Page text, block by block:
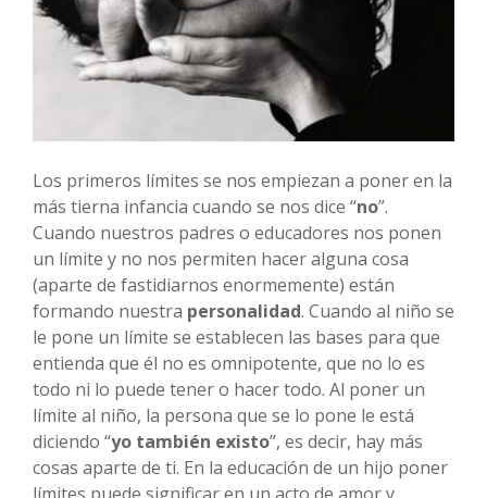
Los primeros límites se nos empiezan a poner en la
más tierna infancia cuando se nos dice “no”.
Cuando nuestros padres o educadores nos ponen
un límite y no nos permiten hacer alguna cosa
(aparte de fastidiarnos enormemente) están
formando nuestra personalidad. Cuando al niño se
le pone un límite se establecen las bases para que
entienda que él no es omnipotente, que no lo es
todo ni lo puede tener o hacer todo. Al poner un
límite al niño, la persona que se lo pone le está
diciendo “yo también existo”, es decir, hay más
cosas aparte de ti. En la educación de un hijo poner
límites puede significar en un acto de amor y